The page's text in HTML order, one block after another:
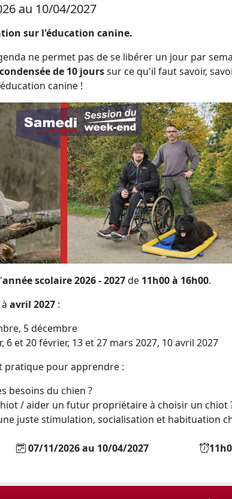
au 10/04/2027
sur l'éducation canine.
ne permet pas de se libérer un jour par
de 10 jourssur ce qu'il faut savoir,
canine !
année scolaire 2026 - 2027de 11h00 à 16h00.
à avril 2027 :
5 décembre
6 et 20 février, 13 et 27 mars 2027, 10 avril 2027
pour apprendre :
besoins du chien ?
/ aider un futur propriétaire à choisir un chiot
juste stimulation, socialisation et habituation
07/11/2026 au 10/04/2027